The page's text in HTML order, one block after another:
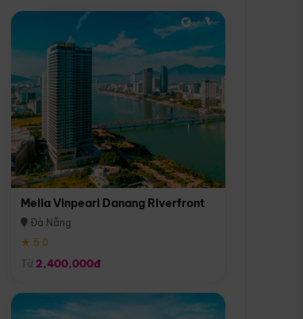
Melia Vinpearl Danang Riverfront
Đà Nẵng
★ 5.0
Từ 2,400,000đ